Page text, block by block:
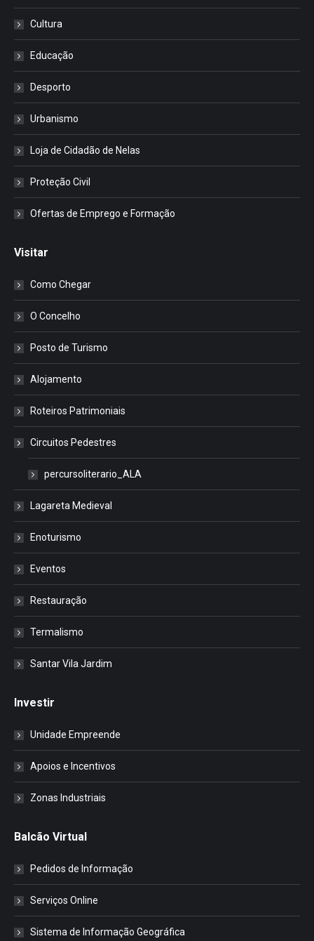
Cultura
Educação
Desporto
Urbanismo
Loja de Cidadão de Nelas
Proteção Civil
Ofertas de Emprego e Formação
Visitar
Como Chegar
O Concelho
Posto de Turismo
Alojamento
Roteiros Patrimoniais
Circuitos Pedestres
percursoliterario_ALA
Lagareta Medieval
Enoturismo
Eventos
Restauração
Termalismo
Santar Vila Jardim
Investir
Unidade Empreende
Apoios e Incentivos
Zonas Industriais
Balcão Virtual
Pedidos de Informação
Serviços Online
Sistema de Informação Geográfica